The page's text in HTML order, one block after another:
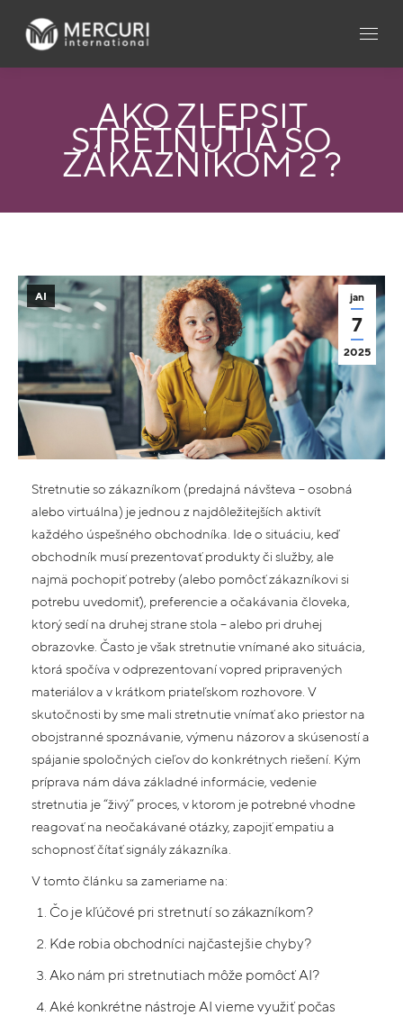
AKO ZLEPŠIŤ
STRETNUTIA SO
ZÁKAZNÍKOM 2 ?
jan
7
2025
AI
Stretnutie so zákazníkom (predajná návšteva – osobná
alebo virtuálna) je jednou z najdôležitejších aktivít
každého úspešného obchodníka. Ide o situáciu, keď
obchodník musí prezentovať produkty či služby, ale
najmä pochopiť potreby (alebo pomôcť zákazníkovi si
potrebu uvedomiť), preferencie a očakávania človeka,
ktorý sedí na druhej strane stola – alebo pri druhej
obrazovke. Často je však stretnutie vnímané ako situácia,
ktorá spočíva v odprezentovaní vopred pripravených
materiálov a v krátkom priateľskom rozhovore. V
skutočnosti by sme mali stretnutie vnímať ako priestor na
obojstranné spoznávanie, výmenu názorov a skúseností a
spájanie spoločných cieľov do konkrétnych riešení. Kým
príprava nám dáva základné informácie, vedenie
stretnutia je “živý” proces, v ktorom je potrebné vhodne
reagovať na neočakávané otázky, zapojiť empatiu a
schopnosť čítať signály zákazníka.
V tomto článku sa zameriame na:
Čo je kľúčové pri stretnutí so zákazníkom?
Kde robia obchodníci najčastejšie chyby?
Ako nám pri stretnutiach môže pomôcť AI?
Aké konkrétne nástroje AI vieme využiť počas